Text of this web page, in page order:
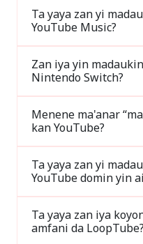
Ta yaya zan yi
YouTube Music?
Zan iya yin
Nintendo Switch?
Menene ma'anar
kan YouTube?
Ta yaya zan yi
YouTube domin yin
Ta yaya zan iya
amfani da LoopTube?